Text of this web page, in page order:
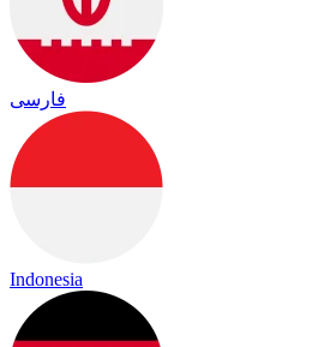
فارسی
Indonesia